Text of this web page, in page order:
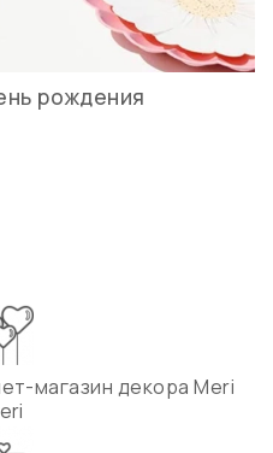
рождения
магазин декора Meri